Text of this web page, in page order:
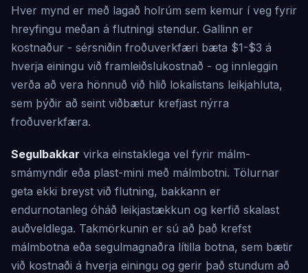
Hver mynd er með lagað holrúm sem kemur í veg fyrir
hreyfingu meðan á flutningi stendur. Gallinn er
kostnaður - sérsniðin froðuverkfæri bæta $1-$3 á
hverja einingu við framleiðslukostnað - og innleggin
verða að vera hönnuð við hlið lokalistans leikjahluta,
sem þýðir að seint viðbætur krefjast nýrra
froðuverkfæra.
Segulbakkar virka einstaklega vel fyrir málm-
smámyndir eða plast-mini með málmbotni. Tölurnar
geta ekki breyst við flutning, bakkann er
endurnotanleg óháð leikjastækkun og kerfið skalast
auðveldlega. Takmörkunin er sú að það krefst
málmbotna eða segulmagnaðra lítilla botna, sem bætir
við kostnaði á hverja einingu og gerir það stundum að